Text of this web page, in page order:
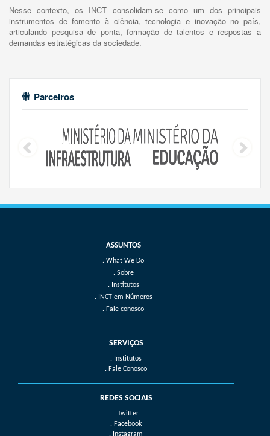
Nesse contexto, os INCT consolidam-se como um dos principais
instrumentos de fomento à ciência, tecnologia e inovação no país,
articulando pesquisa de ponta, formação de talentos e respostas a
demandas estratégicas da sociedade.
Parceiros
What We Do
Sobre
Institutos
INCT em Números
Fale conosco
SERVIÇOS
. Institutos
. Fale Conosco
REDES SOCIAIS
. Twitter
. Facebook
. Instagram